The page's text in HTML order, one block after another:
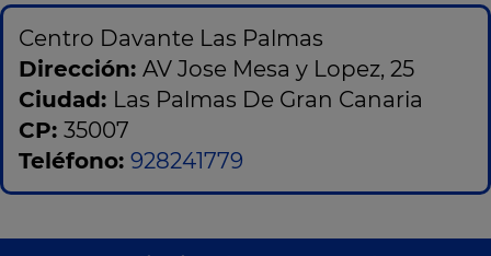
Centro Davante Las Palmas
Dirección: AV Jose Mesa y Lopez, 25
Ciudad: Las Palmas De Gran Canaria
CP: 35007
Teléfono: 928241779